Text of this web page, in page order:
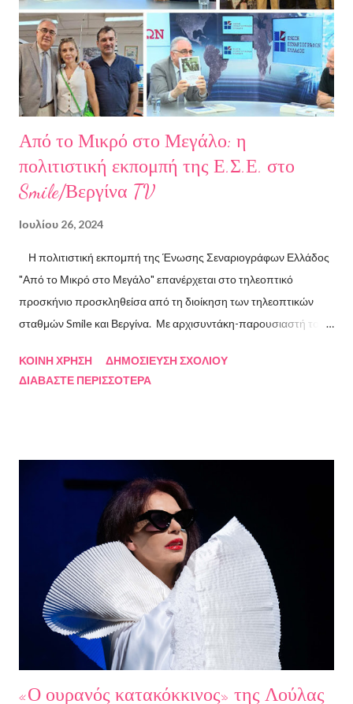
στην Ελλάδα και το εξωτερικό. Από το 2008 ασχολείται με την
πολιτιστική δημοσιογραφία και διατηρεί τον πολιτιστικό ιστότοπο
ART.harbour. Έζησε κα...
Από το Μικρό στο Μεγάλο: η
πολιτιστική εκπομπή της Ε.Σ.Ε. στο
Smile/Βεργίνα TV
Ιουλίου 26, 2024
Η πολιτιστική εκπομπή της Ένωσης Σεναριογράφων Ελλάδος
"Από το Μικρό στο Μεγάλο" επανέρχεται στο τηλεοπτικό
προσκήνιο προσκληθείσα από τη διοίκηση των τηλεοπτικών
σταθμών Smile και Βεργίνα. Με αρχισυντάκη-παρουσιαστή τον
Κακαβά θα προβάλλεται από τις 3 Αυγούστου και κάθε Σάββατο
Λουκάς Κούτρας Τη δεύτερη εκπομπή τίμησαν ο πρώην
πρόεδρος της Ε.Σ.Ε., συγγραφέας, Στάθης Βαλούκος, ο
ιστορικός συγγραφέας Δρ Ιωάννης Δασκαρόλης, η
μουσικοσυνθέτης Πέννυ Μπινιάρη και ο σκηνοθέτης Στέργιος
Παπαευαγγέλου Σκηνοθεσία: Δημήτρης Σωτηράκης Βοηθός
Σκηνοθέτης: Νεκταρία Δασκαλάκη Παρουσιάστηκαν τα βιβλία
"Ο πόλεμος δεν τελείωσε ακόμα" μυθιστόρημα του Στάθη
Βαλούκου και τα ε...
ΚΟΙΝΉ ΧΡΉΣΗ
ΔΗΜΟΣΊΕΥΣΗ ΣΧΟΛΊΟΥ
ΔΙΑΒΆΣΤΕ ΠΕΡΙΣΣΌΤΕΡΑ
«Ο ουρανός κατακόκκινος» της Λούλας